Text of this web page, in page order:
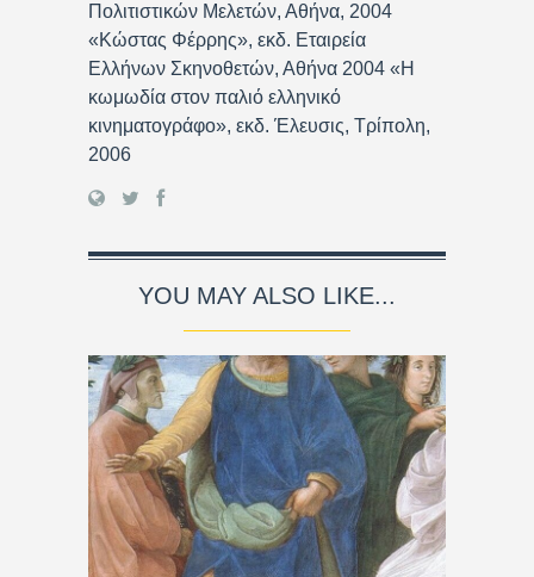
Πολιτιστικών Μελετών, Αθήνα, 2004
«Κώστας Φέρρης», εκδ. Εταιρεία
Ελλήνων Σκηνοθετών, Αθήνα 2004 «Η
κωμωδία στον παλιό ελληνικό
κινηματογράφο», εκδ. Έλευσις, Τρίπολη,
2006
YOU MAY ALSO LIKE...